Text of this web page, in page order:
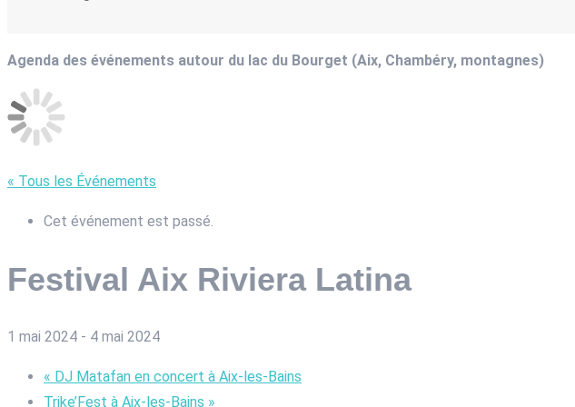
Agenda des événements autour du lac du Bourget (Aix, Chambéry, montagnes)
« Tous les Événements
Cet événement est passé.
Festival Aix Riviera Latina
1 mai 2024 - 4 mai 2024
« DJ Matafan en concert à Aix-les-Bains
Trike’Fest à Aix-les-Bains »